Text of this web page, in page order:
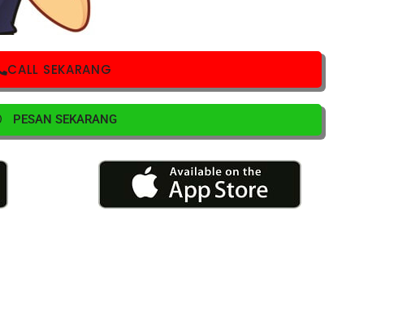
CALL SEKARANG
PESAN SEKARANG